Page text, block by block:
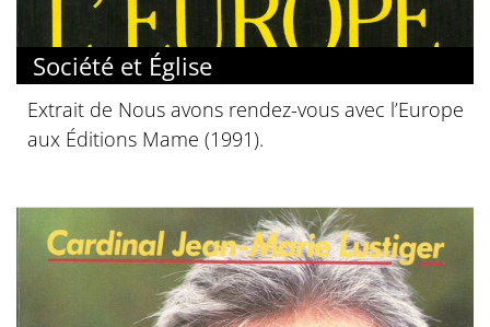
Société et Église
Extrait de Nous avons rendez-vous avec l’Europe
aux Éditions Mame (1991).